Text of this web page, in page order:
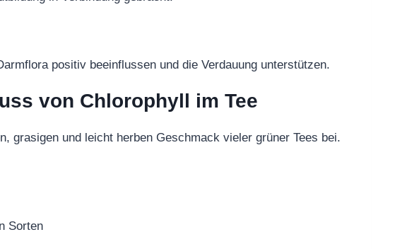
positiv beeinflussen und die Verdauung unterstützen.
von Chlorophyll im Tee
grasigen und leicht herben Geschmack vieler grüner Tees bei.
Sorten